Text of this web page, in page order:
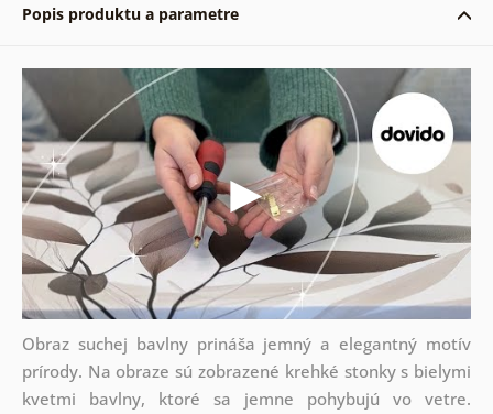
Popis produktu a parametre
Obraz suchej bavlny prináša jemný a elegantný motív
prírody. Na obraze sú zobrazené krehké stonky s bielymi
kvetmi bavlny, ktoré sa jemne pohybujú vo vetre.